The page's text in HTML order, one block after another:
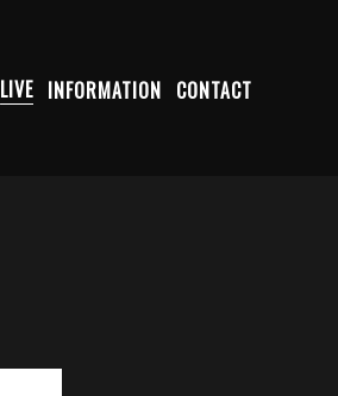
LIVE INFORMATION CONTACT